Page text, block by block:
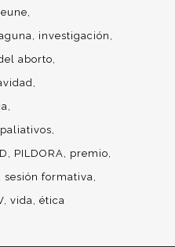
investigación
aborto
paliativos
PILDORA
premio
sesión formativa
vida ética